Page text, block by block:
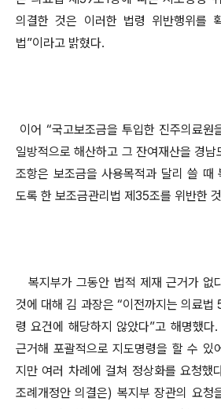
의결한 것은 이러한 법령 위반행위를
법”이라고 밝혔다.
이어 “국고보조금을 투입한 진주의료원
일방적으로 해산하고 그 잔여재산을 경남
조항은 보조금을 사용목적과 달리 쓸 때
도록 한 보조금관리법 제35조를 위반한
복지부가 그동안 법적 제재 근거가 없
것에 대해 김 과장은 “이전까지는 의료법
령 요건에 해당하지 않았다”고 해명했다
근거해 포괄적으로 지도명령을 할 수 있
지만 여러 차례에 걸쳐 정상화를 요청했
조례개정안 의결은) 복지부 장관의 요청